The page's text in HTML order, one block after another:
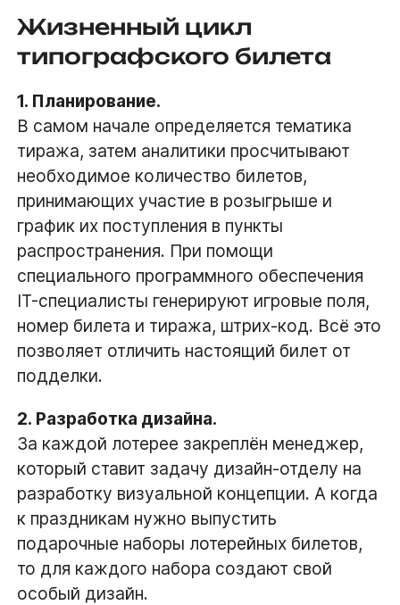
Жизненный цикл
типографского билета
1. Планирование.
В самом начале определяется тематика
тиража, затем аналитики просчитывают
необходимое количество билетов,
принимающих участие в розыгрыше и
график их поступления в пункты
распространения. При помощи
специального программного обеспечения
IT-специалисты генерируют игровые поля,
номер билета и тиража, штрих-код. Всё это
позволяет отличить настоящий билет от
подделки.
2. Разработка дизайна.
За каждой лотерее закреплён менеджер,
который ставит задачу дизайн-отделу на
разработку визуальной концепции. А когда
к праздникам нужно выпустить
подарочные наборы лотерейных билетов,
то для каждого набора создают свой
особый дизайн.